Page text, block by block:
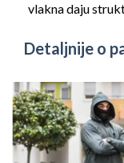
vlakna daju
Detaljnije o